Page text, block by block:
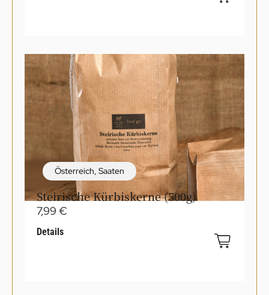
Österreich, Saaten
Steirische Kürbiskerne (500g)
7,99 €
Details